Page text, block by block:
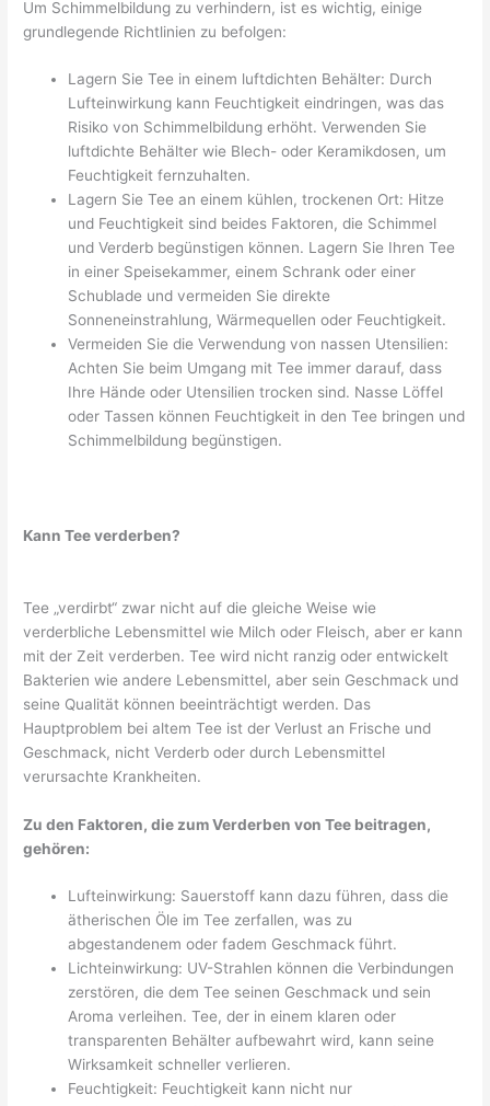
Um Schimmelbildung zu verhindern, ist es wichtig, einige
grundlegende Richtlinien zu befolgen:
Lagern Sie Tee in einem luftdichten Behälter: Durch
Lufteinwirkung kann Feuchtigkeit eindringen, was das
Risiko von Schimmelbildung erhöht. Verwenden Sie
luftdichte Behälter wie Blech- oder Keramikdosen, um
Feuchtigkeit fernzuhalten.
Lagern Sie Tee an einem kühlen, trockenen Ort: Hitze
und Feuchtigkeit sind beides Faktoren, die Schimmel
und Verderb begünstigen können. Lagern Sie Ihren Tee
in einer Speisekammer, einem Schrank oder einer
Schublade und vermeiden Sie direkte
Sonneneinstrahlung, Wärmequellen oder Feuchtigkeit.
Vermeiden Sie die Verwendung von nassen Utensilien:
Achten Sie beim Umgang mit Tee immer darauf, dass
Ihre Hände oder Utensilien trocken sind. Nasse Löffel
oder Tassen können Feuchtigkeit in den Tee bringen und
Schimmelbildung begünstigen.
Kann Tee verderben?
Tee „verdirbt“ zwar nicht auf die gleiche Weise wie
verderbliche Lebensmittel wie Milch oder Fleisch, aber er kann
mit der Zeit verderben. Tee wird nicht ranzig oder entwickelt
Bakterien wie andere Lebensmittel, aber sein Geschmack und
seine Qualität können beeinträchtigt werden. Das
Hauptproblem bei altem Tee ist der Verlust an Frische und
Geschmack, nicht Verderb oder durch Lebensmittel
verursachte Krankheiten.
Zu den Faktoren, die zum Verderben von Tee beitragen,
gehören:
Lufteinwirkung: Sauerstoff kann dazu führen, dass die
ätherischen Öle im Tee zerfallen, was zu
abgestandenem oder fadem Geschmack führt.
Lichteinwirkung: UV-Strahlen können die Verbindungen
zerstören, die dem Tee seinen Geschmack und sein
Aroma verleihen. Tee, der in einem klaren oder
transparenten Behälter aufbewahrt wird, kann seine
Wirksamkeit schneller verlieren.
Feuchtigkeit: Feuchtigkeit kann nicht nur